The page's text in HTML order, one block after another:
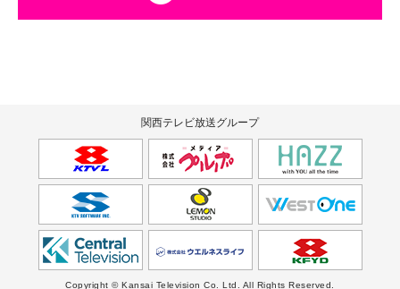
関西テレビ放送グループ
Copyright © Kansai Television Co. Ltd. All Rights Reserved.